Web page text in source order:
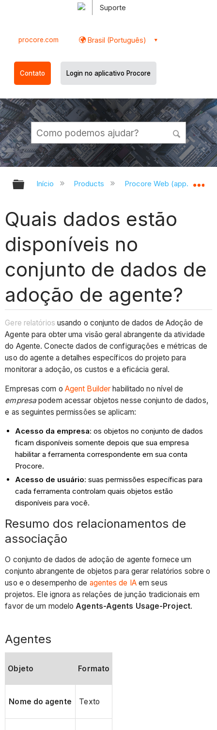
Suporte
procore.com Brasil (Português)
Contato Login no aplicativo Procore
Expandir/recolher hierarquia
Início Products Procore Web
Quais dados estão
disponíveis no
conjunto de dados de
adoção de agente?
Gere relatórios usando o conjunto de dados de Adoção de
Agente para obter uma visão geral abrangente da atividade
do Agente. Conecte dados de configurações e métricas de
uso do agente a detalhes específicos do projeto para
monitorar a adoção, os custos e a eficácia geral.
Empresas com o Agent Builder habilitado no nível de
empresa podem acessar objetos nesse conjunto de dados,
e as seguintes permissões se aplicam:
Acesso da empresa: os objetos no conjunto de dados
ficam disponíveis somente depois que sua empresa
habilitar a ferramenta correspondente em sua conta
Procore.
Acesso de usuário: suas permissões específicas para
cada ferramenta controlam quais objetos estão
disponíveis para você.
Resumo dos relacionamentos de
associação
O conjunto de dados de adoção de agente fornece um
conjunto abrangente de objetos para gerar relatórios sobre o
uso e o desempenho de agentes de IAem seus
projetos. Ele ignora as relações de junção tradicionais em
favor de um modelo Agents-Agents Usage-Project.
Agentes
Objeto Formato
Nome do agente Texto